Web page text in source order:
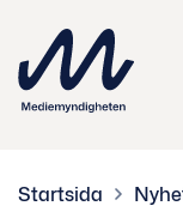
Startsida